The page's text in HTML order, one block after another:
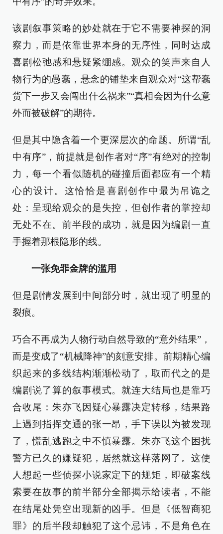
该剧叙事策略的妙处就在于它不需要神探的洞
察力，而是依靠世界本身的无序性，同时达成
喜剧松弛感和悬疑紧绷感。观众的笑声来自人
物行为的愚蠢，悬念的铺垫来自观众对“这帮蠢
货下一步又会闯出什么祸来”“真相会因为什么意
外而被破解”的期待。
但是其中隐含着一个更深层次的命题。所谓“乱
中有序”，前提就是创作者对“序”有绝对的控制
力，每一个看似随机的碰撞后面都应有一个精
心的设计。这恰恰是喜剧创作中最为吊诡之
处：呈现给观众的是失控，但创作者的掌控却
无处不在。前半段的成功，就是因为编剧一直
手握着那根隐形的线。
一张免罪金牌的滥用
但是剧情发展到中间部分时，就出现了明显的
裂痕。
巧合不再成为人物行动自然导致的“意外结果”，
而是变成了“机械降神”的刻意安排。前期精心编
织起来的多线结构渐渐松动了，取而代之的是
编剧说了算的叙事模式。就连大结局也是靠巧
合收尾：朱亦飞因疑心暴露决定转移，结果路
上遇到指挥交通的张一昂，手下误以为被发现
了，慌乱逃跑之中不慎暴露。朱亦飞这个困扰
警方已久的嫌疑犯，居然就这样落网了。这使
人想起一些侦探小说家定下的规矩，即破案线
索要在故事的前半部分全部揭示给读者，不能
在结尾处凭空出现新的凶手。但是《低智商犯
罪》的后半段却触犯了这个忌讳，不是角色在